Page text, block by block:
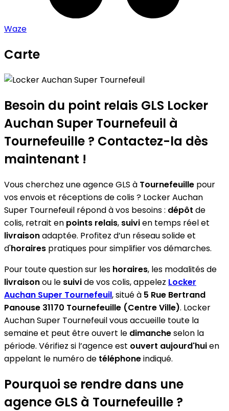
Waze
Carte
Locker Auchan Super Tournefeuil
+
−
Besoin du point relais GLS Locker
Auchan Super Tournefeuil à
Tournefeuille ? Contactez-la dès
maintenant !
Vous cherchez une agence GLS à Tournefeuille pour
vos envois et réceptions de colis ? Locker Auchan
Super Tournefeuil répond à vos besoins : dépôt de
colis, retrait en points relais, suivien temps réel et
livraisonadaptée. Profitez d’un réseau solide et
d'horaires pratiques pour simplifier vos démarches.
Pour toute question sur les horaires, les modalités de
livraisonou le suivide vos colis, appelez Locker
Auchan Super Tournefeuil, situé à 5 Rue Bertrand
Panouse 31170 Tournefeuille (Centre Ville). Locker
Auchan Super Tournefeuil vous accueille toute la
semaine et peut être ouvert le dimancheselon la
période. Vérifiez si l’agence est ouvert aujourd'huien
appelant le numéro de téléphoneindiqué.
Pourquoi se rendre dans une
agence GLS à Tournefeuille ?